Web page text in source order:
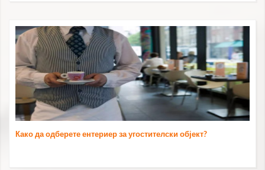
Како да одберете ентериер за угостителски објект?